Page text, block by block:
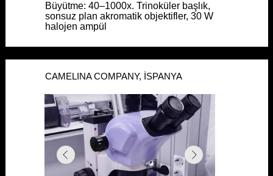
Büyütme: 40–1000x. Trinoküler başlık,
sonsuz plan akromatik objektifler, 30 W
halojen ampül
Büyütme: 40–1000x. Trinoküler başlık,
sonsuz plan akromatik objektifler, 30 W
halojen ampül
CAMELINA COMPANY, İSPANYA
CAMELINA COMPANY, İSPANYA